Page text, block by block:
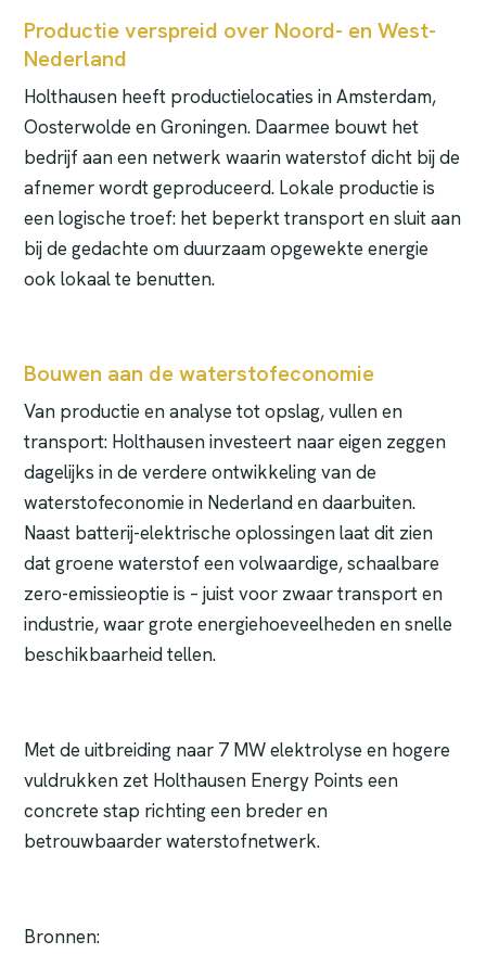
Productie verspreid over Noord- en West-
Nederland
Holthausen heeft productielocaties in Amsterdam,
Oosterwolde en Groningen. Daarmee bouwt het
bedrijf aan een netwerk waarin waterstof dicht bij de
afnemer wordt geproduceerd. Lokale productie is
een logische troef: het beperkt transport en sluit aan
bij de gedachte om duurzaam opgewekte energie
ook lokaal te benutten.
Bouwen aan de waterstofeconomie
Van productie en analyse tot opslag, vullen en
transport: Holthausen investeert naar eigen zeggen
dagelijks in de verdere ontwikkeling van de
waterstofeconomie in Nederland en daarbuiten.
Naast batterij-elektrische oplossingen laat dit zien
dat groene waterstof een volwaardige, schaalbare
zero-emissieoptie is – juist voor zwaar transport en
industrie, waar grote energiehoeveelheden en snelle
beschikbaarheid tellen.
Met de uitbreiding naar 7 MW elektrolyse en hogere
vuldrukken zet Holthausen Energy Points een
concrete stap richting een breder en
betrouwbaarder waterstofnetwerk.
Bronnen: